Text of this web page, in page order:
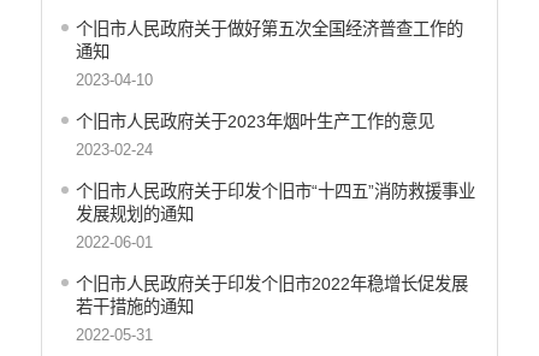
个旧市人民政府关于做好第五次全国经济普查工作的
通知
2023-04-10
个旧市人民政府关于2023年烟叶生产工作的意见
2023-02-24
个旧市人民政府关于印发个旧市“十四五”消防救援事业
发展规划的通知
2022-06-01
个旧市人民政府关于印发个旧市2022年稳增长促发展
若干措施的通知
2022-05-31